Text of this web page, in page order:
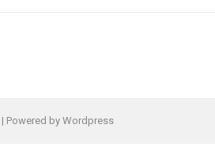
| Powered by Wordpress